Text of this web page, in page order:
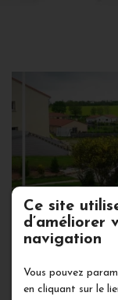
Ce site
d’améliorer
navigation
Vous pouvez
en cliquant sur le